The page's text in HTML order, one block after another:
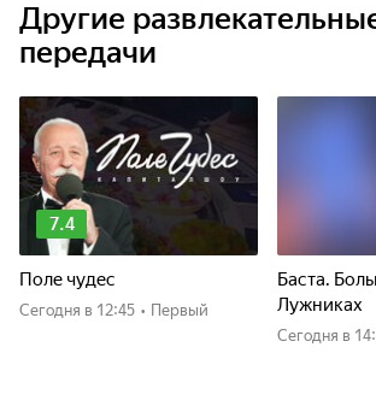
Другие
передачи
7.4
Поле чудес
Сегодня в 12:45 • Первый
Баста.
Лужниках
Сегодня в